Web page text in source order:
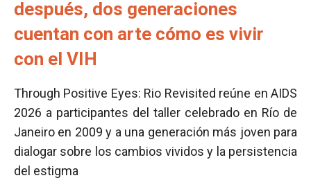
después, dos generaciones
cuentan con arte cómo es vivir
con el VIH
Through Positive Eyes: Rio Revisited reúne en AIDS
2026 a participantes del taller celebrado en Río de
Janeiro en 2009 y a una generación más joven para
dialogar sobre los cambios vividos y la persistencia
del estigma